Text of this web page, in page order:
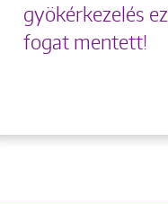
gyökérkezelés
fogat mentett!